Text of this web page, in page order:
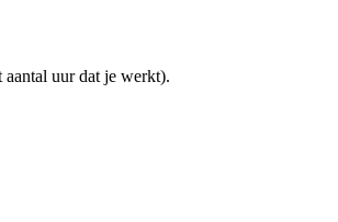
uur dat je werkt).